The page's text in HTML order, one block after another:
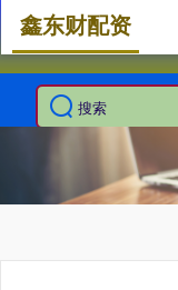
鑫东财配资